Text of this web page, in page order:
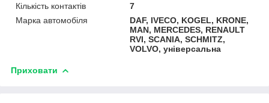
Кількість контактів
7
Марка автомобіля
DAF, IVECO, KOGEL, KRONE,
MAN, MERCEDES, RENAULT
RVI, SCANIA, SCHMITZ,
VOLVO, універсальна
Приховати